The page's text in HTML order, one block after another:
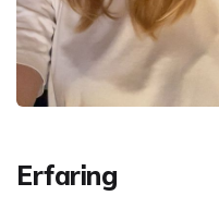
Erfaring